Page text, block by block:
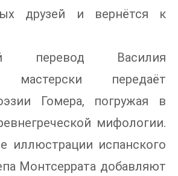
друзей и вернётся к
перевод Василия
мастерски передаёт
Гомера, погружая в
мифологии.
иллюстрации испанского
Монтсеррата добавляют